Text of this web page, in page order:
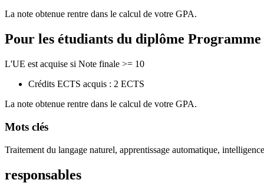
La note obtenue rentre dans le calcul de votre GPA.
Pour les étudiants du diplôme Programme
L'UE est acquise si Note finale >= 10
Crédits ECTS acquis : 2 ECTS
La note obtenue rentre dans le calcul de votre GPA.
Mots clés
Traitement du langage naturel, apprentissage automatique,
responsables